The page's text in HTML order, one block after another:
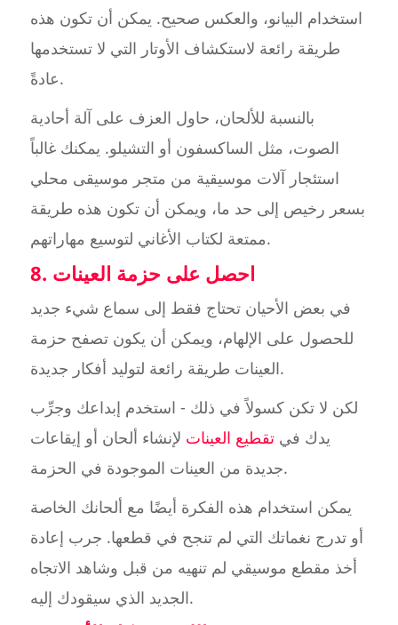
استخدام البيانو، والعكس صحيح. يمكن أن تكون هذه
طريقة رائعة لاستكشاف الأوتار التي لا تستخدمها
عادةً.
بالنسبة للألحان، حاول العزف على آلة أحادية
الصوت، مثل الساكسفون أو التشيلو. يمكنك غالباً
استئجار آلات موسيقية من متجر موسيقى محلي
بسعر رخيص إلى حد ما، ويمكن أن تكون هذه طريقة
ممتعة لكتاب الأغاني لتوسيع مهاراتهم.
8. احصل على حزمة العينات
في بعض الأحيان تحتاج فقط إلى سماع شيء جديد
للحصول على الإلهام، ويمكن أن يكون تصفح حزمة
العينات طريقة رائعة لتوليد أفكار جديدة.
لكن لا تكن كسولاً في ذلك - استخدم إبداعك وجرِّب
يدك فيتقطيع العينات لإنشاء ألحان أو إيقاعات
جديدة من العينات الموجودة في الحزمة.
يمكن استخدام هذه الفكرة أيضًا مع ألحانك الخاصة
أو تدرج نغماتك التي لم تنجح في قطعها. جرب إعادة
أخذ مقطع موسيقي لم تنهيه من قبل وشاهد الاتجاه
الجديد الذي سيقودك إليه.